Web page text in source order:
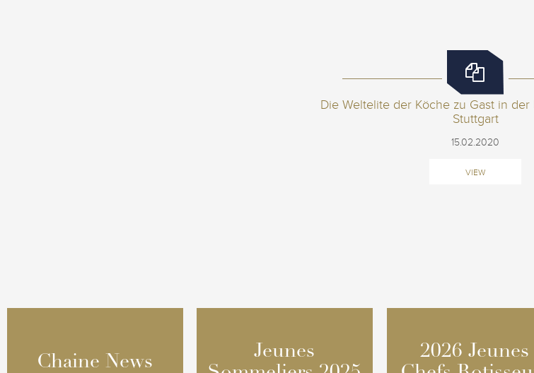
Die Weltelite der Köche zu Gast in der
Stuttgart
15.02.2020
VIEW
Chaine News
Chaine News
Jeunes
Jeunes
2026 Jeunes
2026 Jeunes